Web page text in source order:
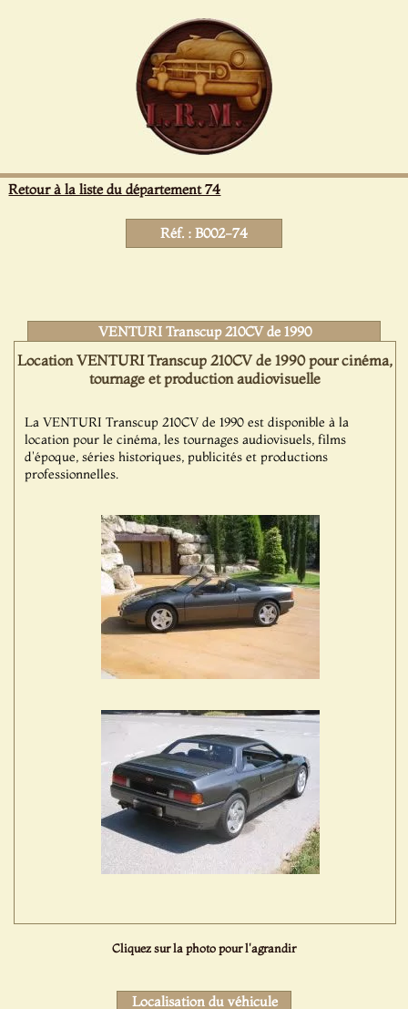
Retour à la liste du département 74
Réf. : B002-74
VENTURI Transcup 210CV de 1990
Location VENTURI Transcup 210CV de 1990 pour cinéma,
tournage et production audiovisuelle
La VENTURI Transcup 210CV de 1990 est disponible à la
location pour le cinéma, les tournages audiovisuels, films
d'époque, séries historiques, publicités et productions
professionnelles.
Cliquez sur la photo pour l'agrandir
Localisation du véhicule